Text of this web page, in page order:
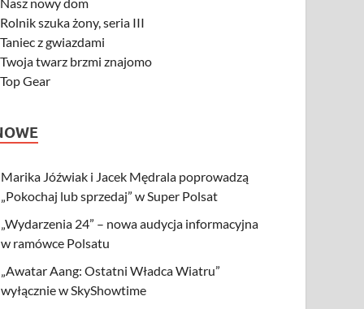
Rolnik szuka żony, seria III
Taniec z gwiazdami
Twoja twarz brzmi znajomo
Top Gear
Marika Jóźwiak i Jacek Mędrala poprowadzą
„Pokochaj lub sprzedaj” w Super Polsat
„Wydarzenia 24” – nowa audycja informacyjna
w ramówce Polsatu
„Awatar Aang: Ostatni Władca Wiatru”
wyłącznie w SkyShowtime